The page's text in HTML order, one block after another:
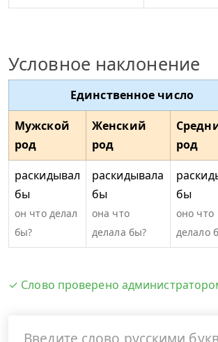
Условное наклонение
Единственное число
Мужской
род
Женский
род
род
раскидывал
бы
он что делал
бы?
раскидывала
бы
она что
делала бы?
бы
оно что
делало
✓ Слово проверено